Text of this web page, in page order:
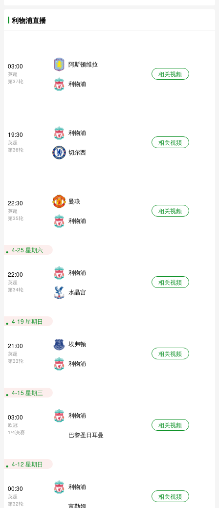
利物浦直播
03:00
英超
第37轮
阿斯顿维拉
利物浦
相关视频
19:30
英超
第36轮
利物浦
切尔西
相关视频
22:30
英超
第35轮
曼联
利物浦
相关视频
4-25 星期六
22:00
英超
第34轮
利物浦
水晶宫
相关视频
4-19 星期日
21:00
英超
第33轮
埃弗顿
利物浦
相关视频
4-15 星期三
03:00
欧冠
1/4决赛
利物浦
巴黎圣日耳曼
相关视频
4-12 星期日
00:30
英超
第32轮
利物浦
富勒姆
相关视频